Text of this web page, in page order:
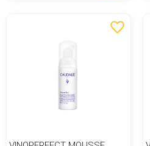
favorite_border